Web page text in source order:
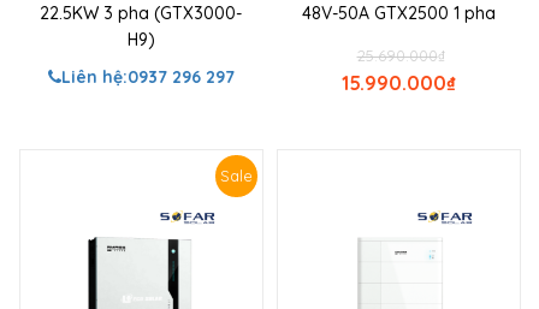
22.5KW 3 pha (GTX3000-
H9)
Liên hệ:0937 296 297
48V-50A GTX2500 1 pha
₫
25.690.000
₫
15.990.000
Sale